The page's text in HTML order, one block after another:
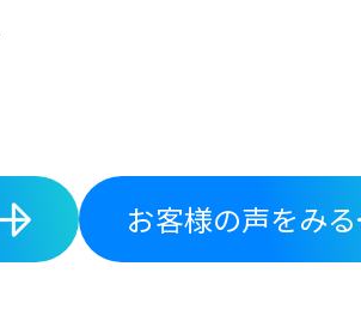
お客様の声をみる